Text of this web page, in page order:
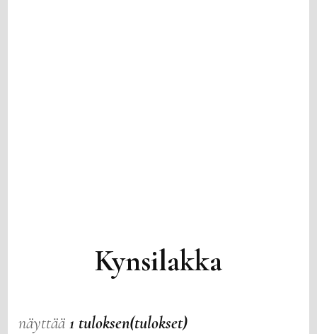
Kynsilakka
näyttää1 tuloksen(tulokset)